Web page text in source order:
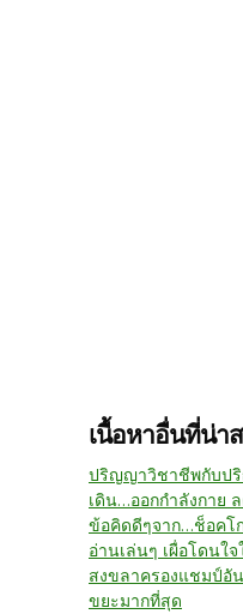
เนื้อหาอื่นที่น่า
ปริญญาวิชาชีพกับป
เดิน...ออกกำลังกาย
ข้อคิดดีๆจาก...ช็อคโ
อ่านเล่นๆ เผื่อโดนใจ
สงขลาครองแชมป์อั
ขยะมากที่สุด